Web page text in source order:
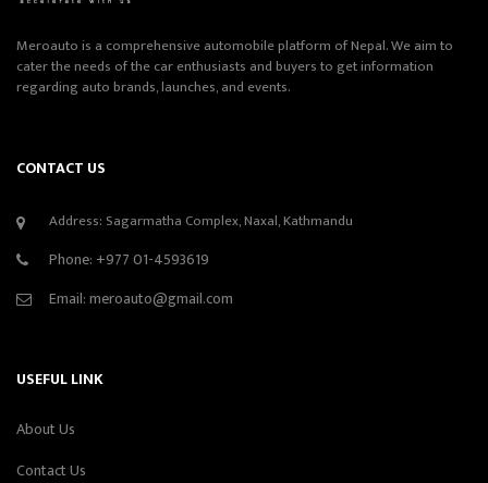
Meroauto is a comprehensive automobile platform of Nepal. We aim to
cater the needs of the car enthusiasts and buyers to get information
regarding auto brands, launches, and events.
CONTACT US
Address: Sagarmatha Complex, Naxal, Kathmandu
Phone: +977 01-4593619
Email:meroauto@gmail.com
USEFUL LINK
About Us
Contact Us